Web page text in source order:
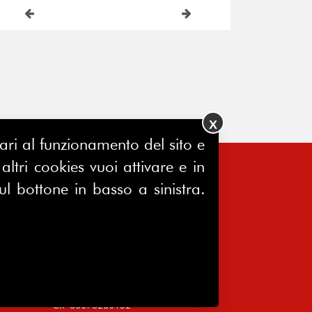
FERPINews
C.F 80076230152
al funzionamento del sito e
cookies vuoi attivare e in
bottone in basso a sinistra.
X